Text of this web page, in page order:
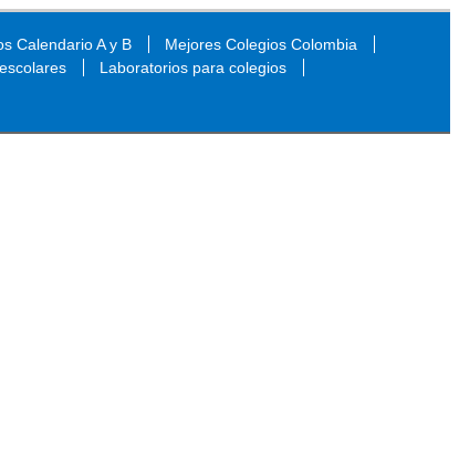
Calendario A y B
Mejores Colegios Colombia
Laboratorios para colegios